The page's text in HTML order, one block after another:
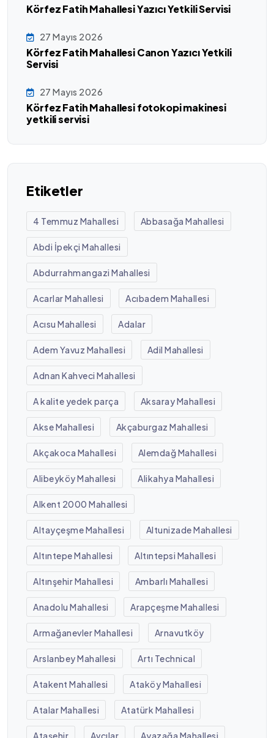
Körfez Fatih Mahallesi Yazıcı Yetkili Servisi
27 Mayıs 2026
Körfez Fatih Mahallesi Canon Yazıcı Yetkili
Servisi
27 Mayıs 2026
Körfez Fatih Mahallesi fotokopi makinesi
yetkili servisi
Etiketler
4 Temmuz Mahallesi Abbasağa Mahallesi
Abdi İpekçi Mahallesi
Abdurrahmangazi Mahallesi
Acarlar Mahallesi Acıbadem Mahallesi
Acısu Mahallesi Adalar
Adem Yavuz Mahallesi Adil Mahallesi
Adnan Kahveci Mahallesi
A kalite yedek parça Aksaray Mahallesi
Akse Mahallesi Akçaburgaz Mahallesi
Akçakoca Mahallesi Alemdağ Mahallesi
Alibeyköy Mahallesi Alikahya Mahallesi
Alkent 2000 Mahallesi
Altayçeşme Mahallesi Altunizade Mahallesi
Altıntepe Mahallesi Altıntepsi Mahallesi
Altınşehir Mahallesi Ambarlı Mahallesi
Anadolu Mahallesi Arapçeşme Mahallesi
Armağanevler Mahallesi Arnavutköy
Arslanbey Mahallesi Artı Technical
Atakent Mahallesi Ataköy Mahallesi
Atalar Mahallesi Atatürk Mahallesi
Ataşehir Avcılar Ayazağa Mahallesi